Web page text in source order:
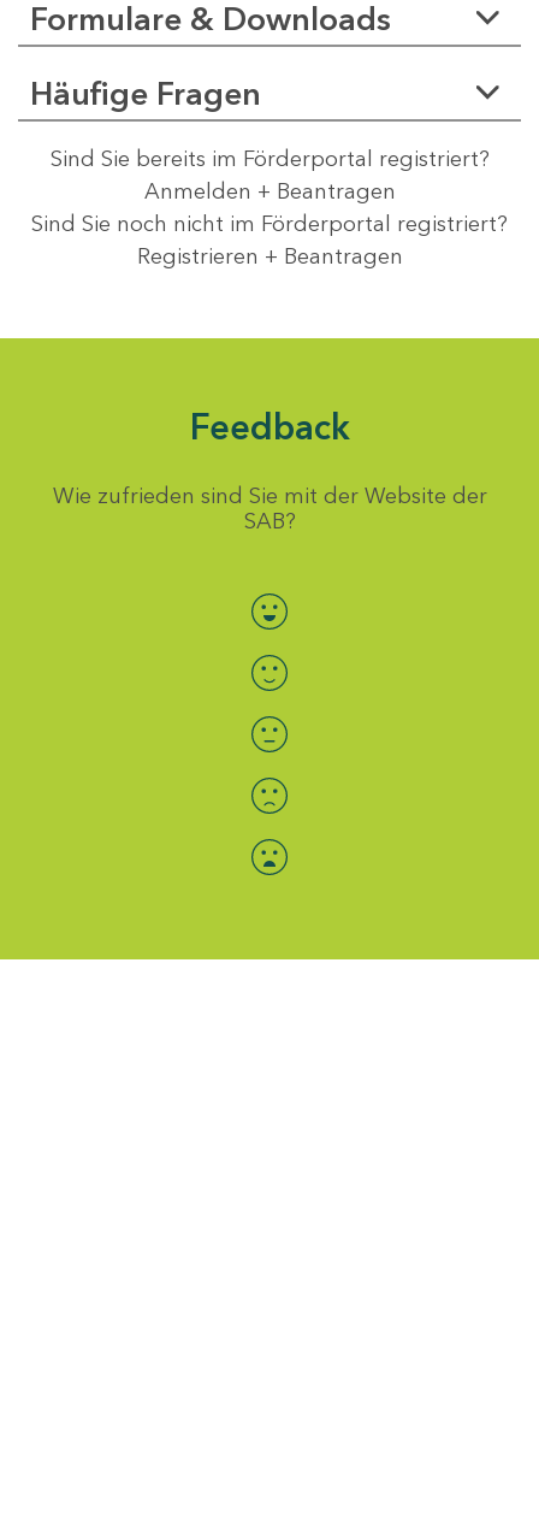
Formulare & Downloads
Häufige Fragen
Sind Sie bereits im Förderportal registriert?
Anmelden + Beantragen
Sind Sie noch nicht im Förderportal registriert?
Registrieren + Beantragen
Feedback
Wie zufrieden sind Sie mit der Website der
SAB?
Bewertung auswählen